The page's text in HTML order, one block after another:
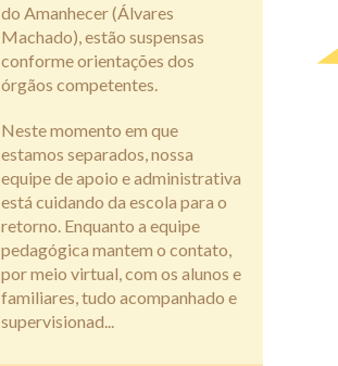
do Amanhecer (Álvares
Machado), estão suspensas
conforme orientações dos
órgãos competentes.
Neste momento em que
estamos separados, nossa
equipe de apoio e administrativa
está cuidando da escola para o
retorno. Enquanto a equipe
pedagógica mantem o contato,
por meio virtual, com os alunos e
familiares, tudo acompanhado e
supervisionad...